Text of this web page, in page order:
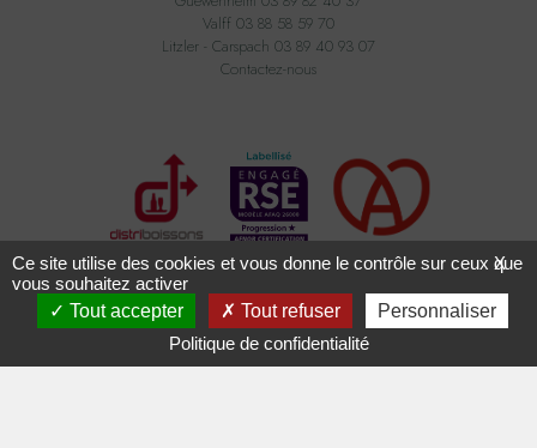
Valff 03 88 58 59 70
Litzler - Carspach 03 89 40 93 07
Contactez-nous
Tous droits réservés ADAM BOISSONS - Conception2exviaavecMasteredit
X
Ce site utilise des cookies et vous donne le contrôle sur ceux que
vous souhaitez activer
Tout accepter
Tout refuser
Personnaliser
Politique de confidentialité